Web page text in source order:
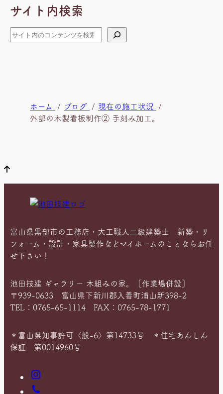
イ
ブ
サイト内検索
検
索
ホーム ブログ
現在の施工状況
外部の木製看板制作② 手刻み加工。
富山県黒部市の工務店・大工職人二級建築士 新築・リ
フォーム・設計・家具製作などマイホームのことならお任
せ下さい！
池田技建 ギャラリー 木組みの家。［作業場併設］
〒939-0633 富山県下新川郡入善町浦山新398-2
TEL：0765-65-1114 FAX：0765-78-1771
＊富山県知事許可〈般-6〉第14733号 ＊住宅あんしん
保証 第0014960号